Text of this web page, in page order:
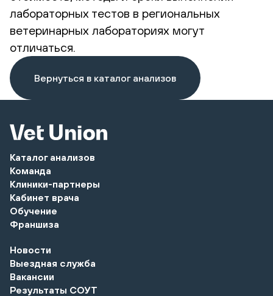
лабораторных тестов в региональных
ветеринарных лабораториях могут
отличаться.
Вернуться в каталог анализов
Каталог анализов
Команда
Клиники-партнеры
Кабинет врача
Обучение
Франшиза
Новости
Выездная служба
Вакансии
Результаты СОУТ